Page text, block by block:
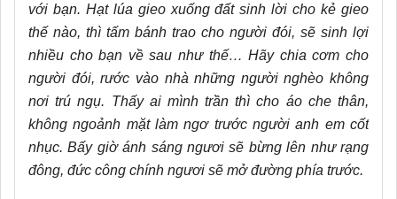
với bạn. Hạt lúa gieo xuống đất sinh lời cho kẻ gieo
thế nào, thì tấm bánh trao cho người đói, sẽ sinh lợi
nhiều cho bạn về sau như thế… Hãy chia cơm cho
người đói, rước vào nhà những người nghèo không
nơi trú ngụ. Thấy ai mình trần thì cho áo che thân,
không ngoảnh mặt làm ngơ trước người anh em cốt
nhục. Bấy giờ ánh sáng ngươi sẽ bừng lên như rạng
đông, đức công chính ngươi sẽ mở đường phía trước.